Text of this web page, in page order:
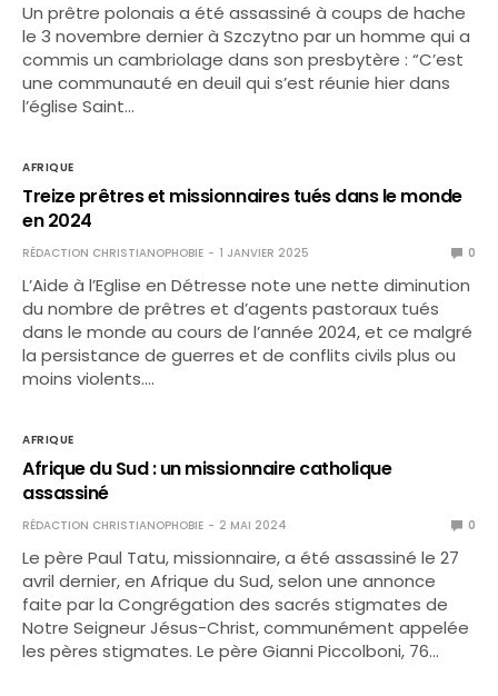
Un prêtre polonais a été assassiné à coups de hache
le 3 novembre dernier à Szczytno par un homme qui a
commis un cambriolage dans son presbytère : “C’est
une communauté en deuil qui s’est réunie hier dans
l’église Saint…
AFRIQUE
Treize prêtres et missionnaires tués dans le monde
en 2024
RÉDACTION CHRISTIANOPHOBIE 1 JANVIER 2025 0
L’Aide à l’Eglise en Détresse note une nette diminution
du nombre de prêtres et d’agents pastoraux tués
dans le monde au cours de l’année 2024, et ce malgré
la persistance de guerres et de conflits civils plus ou
moins violents.…
AFRIQUE
Afrique du Sud : un missionnaire catholique
assassiné
RÉDACTION CHRISTIANOPHOBIE 2 MAI 2024 0
Le père Paul Tatu, missionnaire, a été assassiné le 27
avril dernier, en Afrique du Sud, selon une annonce
faite par la Congrégation des sacrés stigmates de
Notre Seigneur Jésus-Christ, communément appelée
les pères stigmates. Le père Gianni Piccolboni, 76…